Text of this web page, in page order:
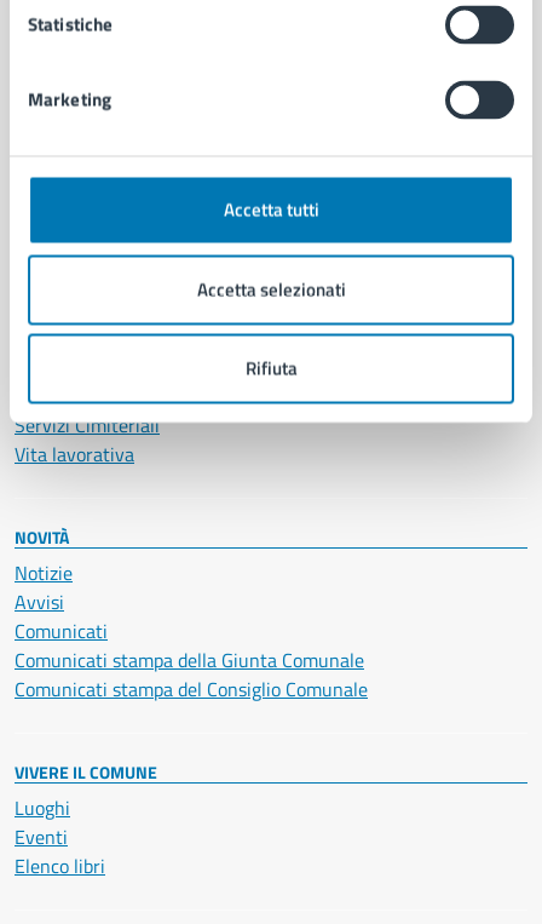
Statistiche
Marketing
Accetta tutti
Accetta selezionati
Rifiuta
Documenti e dati
Cultura e tempo libero
Documenti e certificati
Giustizia e sicurezza pubblica
Salute, benessere e assistenza
Servizi Cimiteriali
Vita lavorativa
NOVITÀ
Notizie
Avvisi
Comunicati
Comunicati stampa della Giunta Comunale
Comunicati stampa del Consiglio Comunale
VIVERE IL COMUNE
Luoghi
Eventi
Elenco libri